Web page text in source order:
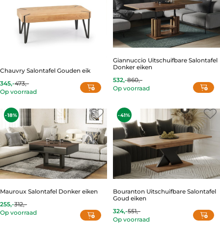
Chauvry Salontafel Gouden eik
345,-
Current
price
345,-.
473,-
Original
price
473,-.
Op voorraad
Giannuccio Uitschuifbare Salontafel
Donker eiken
532,-
Current
price
860,-
Original
price
Op voorraad
-18%
Mauroux Salontafel Donker eiken
255,-
Current
price
312,-
Original
price
Op voorraad
-41%
Bouranton Uitschuifbare Salontafel
Goud eiken
324,-
Current
price
551,-
Original
price
Op voorraad